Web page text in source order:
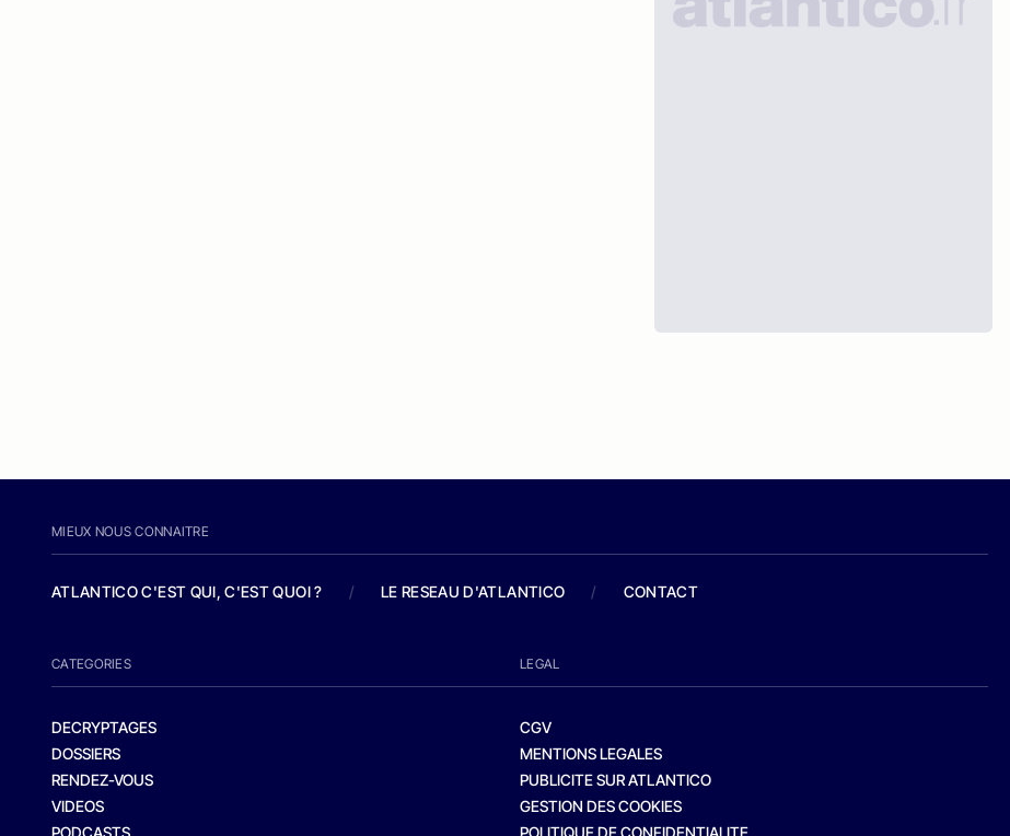
MIEUX NOUS CONNAITRE
ATLANTICO C'EST QUI, C'EST QUOI ? / LE RESEAU D'ATLANTICO / CONTACT
CATEGORIES
DECRYPTAGES
DOSSIERS
RENDEZ-VOUS
VIDEOS
PODCASTS
LEGAL
CGV
MENTIONS LEGALES
PUBLICITE SUR ATLANTICO
GESTION DES COOKIES
POLITIQUE DE CONFIDENTIALITE